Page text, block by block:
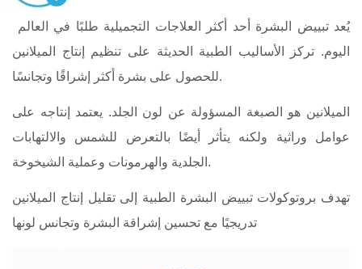
يُعد تبييض البشرة أحد أكثر العلاجات التجميلية طلبًا في العالم
اليوم. تركز الأساليب الطبية الحديثة على تنظيم إنتاج الميلانين
للحصول على بشرة أكثر إشراقًا وتجانسًا.
الميلانين هو الصبغة المسؤولة عن لون الجلد. يعتمد إنتاجه على
عوامل وراثية ولكنه يتأثر أيضًا بالتعرض للشمس والالتهابات
الجلدية والهرمونات وعملية الشيخوخة.
تهدف بروتوكولات تبييض البشرة الطبية إلى تقليل إنتاج الميلانين
تدريجيًا مع تحسين إشراقة البشرة وتجانس لونها